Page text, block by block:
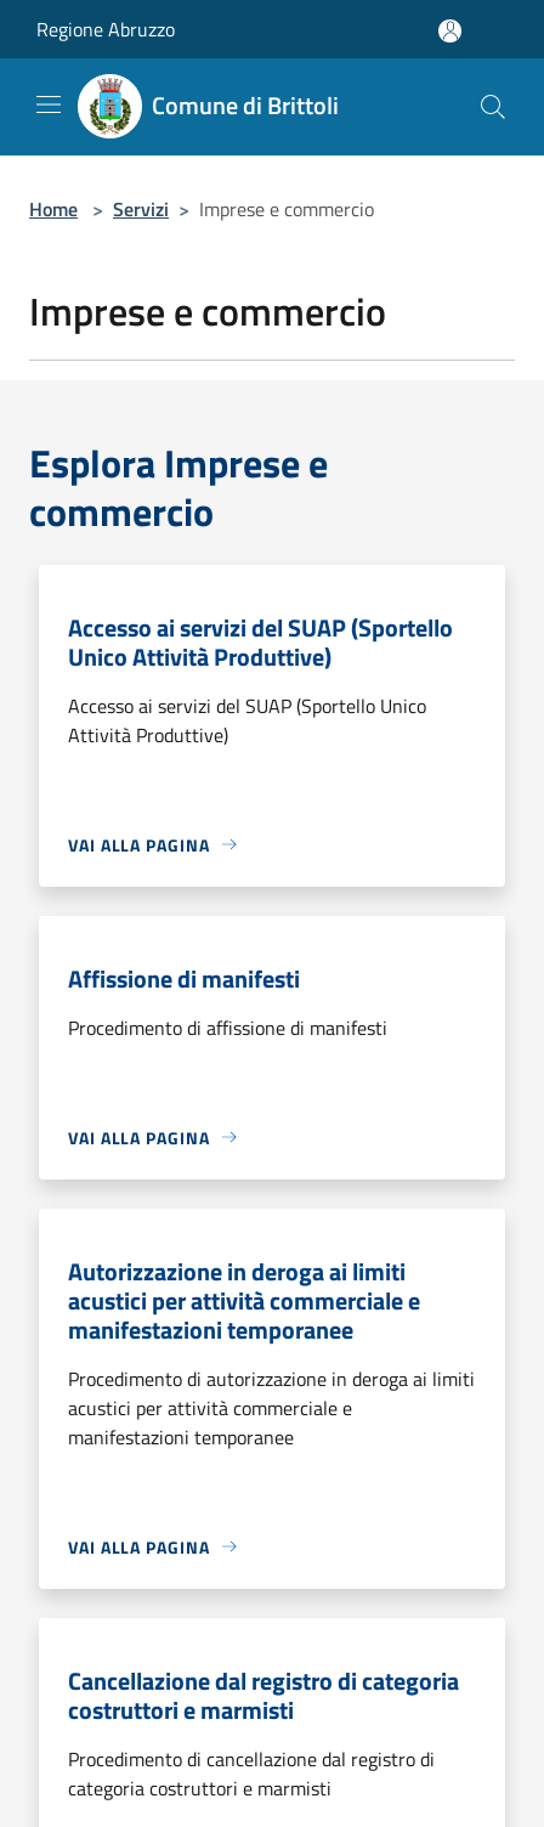
Regione Abruzzo
Comune di Brittoli
Home > Servizi > Imprese e commercio
Imprese e commercio
Esplora Imprese e
commercio
Accesso ai servizi del SUAP (Sportello
Unico Attività Produttive)
Accesso ai servizi del SUAP (Sportello Unico
Attività Produttive)
VAI ALLA PAGINA
Affissione di manifesti
Procedimento di affissione di manifesti
VAI ALLA PAGINA
Autorizzazione in deroga ai limiti
acustici per attività commerciale e
manifestazioni temporanee
Procedimento di autorizzazione in deroga ai limiti
acustici per attività commerciale e
manifestazioni temporanee
VAI ALLA PAGINA
Cancellazione dal registro di categoria
costruttori e marmisti
Procedimento di cancellazione dal registro di
categoria costruttori e marmisti